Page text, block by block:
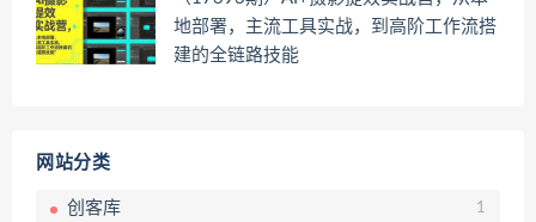
地部署，主流工具实战，到高阶工作流搭
建的全链路技能
网站分类
创客库 1